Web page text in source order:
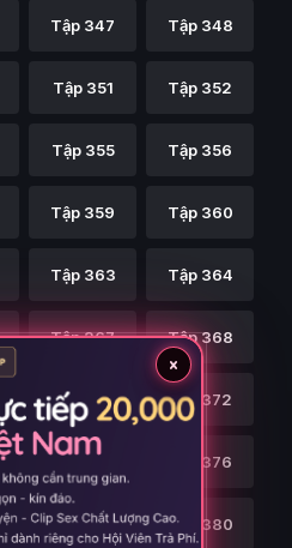
Tập 347 Tập 348
Tập 351 Tập 352
Tập 355 Tập 356
Tập 359 Tập 360
Tập 363 Tập 364
Tập 367 Tập 368
Tập 371 Tập 372
Tập 375 Tập 376
Tập 379 Tập 380
×